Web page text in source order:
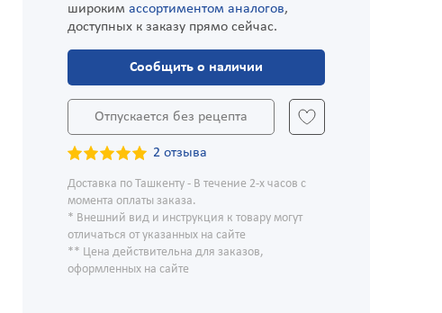
широким ассортиментом аналогов,
доступных к заказу прямо сейчас.
Сообщить о наличии
Отпускается без рецепта
2 отзыва
Доставка по Ташкенту - В течение 2-х часов с
момента оплаты заказа.
* Внешний вид и инструкция к товару могут
отличаться от указанных на сайте
** Цена действительна для заказов,
оформленных на сайте